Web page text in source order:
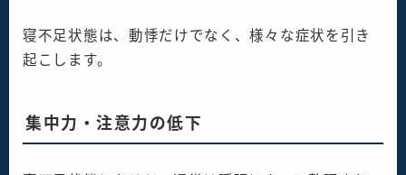
寝不足状態は、動悸だけでなく、様々な症状を引き
起こします。
集中力・注意力の低下